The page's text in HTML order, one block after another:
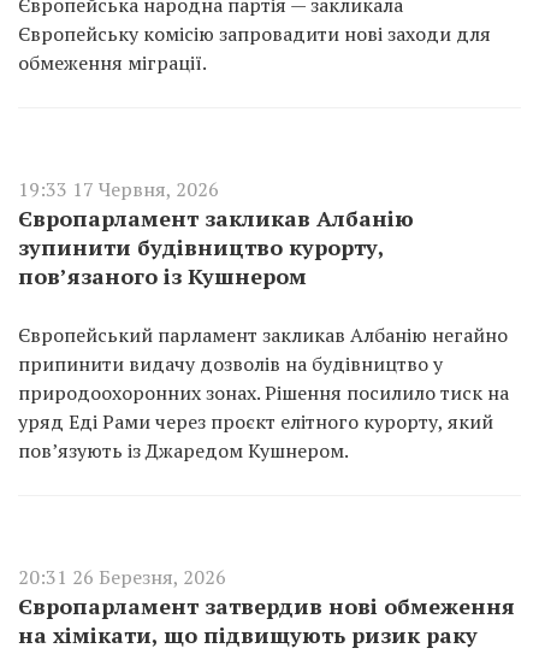
Європейську комісію запровадити нові заходи для
обмеження міграції.
19:33 17 Червня, 2026
Європарламент закликав Албанію
зупинити будівництво курорту,
пов’язаного із Кушнером
Європейський парламент закликав Албанію негайно
припинити видачу дозволів на будівництво у
природоохоронних зонах. Рішення посилило тиск на
уряд Еді Рами через проєкт елітного курорту, який
пов’язують із Джаредом Кушнером.
20:31 26 Березня, 2026
Європарламент затвердив нові обмеження
на хімікати, що підвищують ризик раку